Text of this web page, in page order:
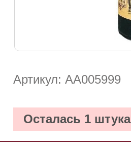
Артикул: АА005999
Осталась 1 штука